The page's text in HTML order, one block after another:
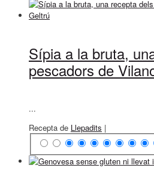
Sípia a la bruta,
pescadors de
...
Recepta de Llepadits |